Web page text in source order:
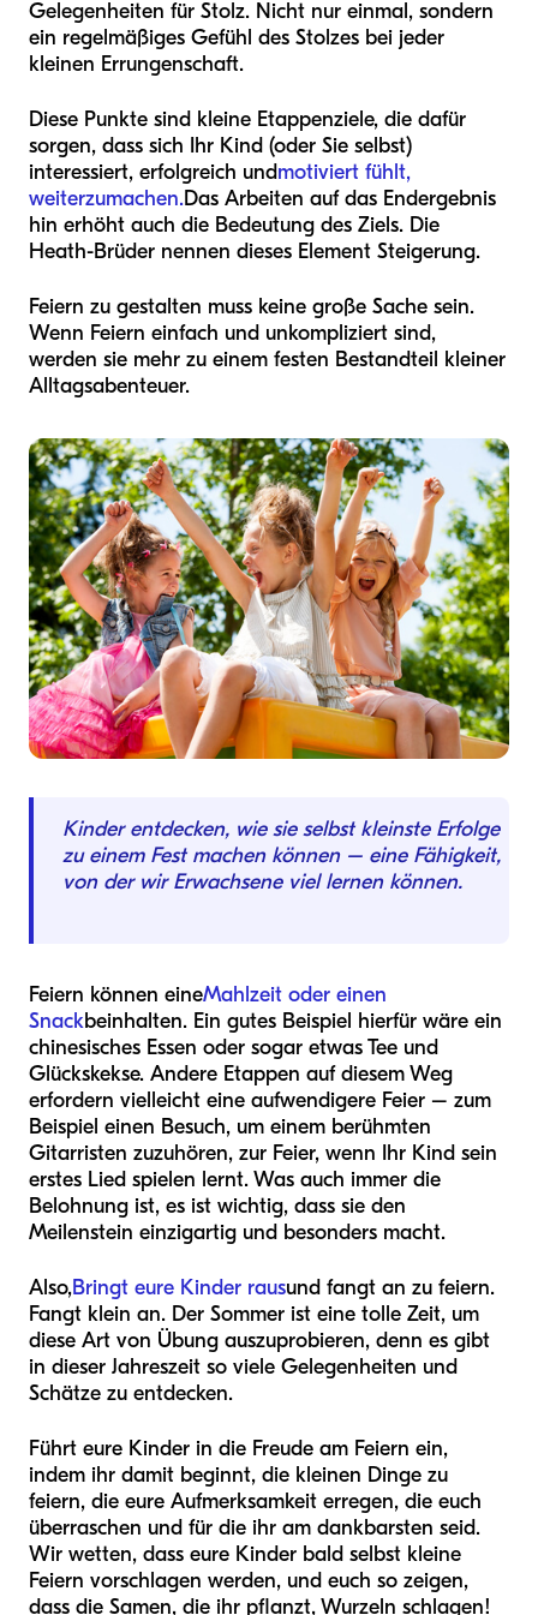
Gelegenheiten für Stolz. Nicht nur einmal, sondern
ein regelmäßiges Gefühl des Stolzes bei jeder
kleinen Errungenschaft.
Diese Punkte sind kleine Etappenziele, die dafür
sorgen, dass sich Ihr Kind (oder Sie selbst)
interessiert, erfolgreich undmotiviert fühlt,
weiterzumachen.Das Arbeiten auf das Endergebnis
hin erhöht auch die Bedeutung des Ziels. Die
Heath-Brüder nennen dieses Element Steigerung.
Feiern zu gestalten muss keine große Sache sein.
Wenn Feiern einfach und unkompliziert sind,
werden sie mehr zu einem festen Bestandteil kleiner
Alltagsabenteuer.
Kinder entdecken, wie sie selbst kleinste Erfolge
zu einem Fest machen können – eine Fähigkeit,
von der wir Erwachsene viel lernen können.
Feiern können eineMahlzeit oder einen
Snackbeinhalten. Ein gutes Beispiel hierfür wäre ein
chinesisches Essen oder sogar etwas Tee und
Glückskekse. Andere Etappen auf diesem Weg
erfordern vielleicht eine aufwendigere Feier – zum
Beispiel einen Besuch, um einem berühmten
Gitarristen zuzuhören, zur Feier, wenn Ihr Kind sein
erstes Lied spielen lernt. Was auch immer die
Belohnung ist, es ist wichtig, dass sie den
Meilenstein einzigartig und besonders macht.
Also,Bringt eure Kinder rausund fangt an zu feiern.
Fangt klein an. Der Sommer ist eine tolle Zeit, um
diese Art von Übung auszuprobieren, denn es gibt
in dieser Jahreszeit so viele Gelegenheiten und
Schätze zu entdecken.
Führt eure Kinder in die Freude am Feiern ein,
indem ihr damit beginnt, die kleinen Dinge zu
feiern, die eure Aufmerksamkeit erregen, die euch
überraschen und für die ihr am dankbarsten seid.
Wir wetten, dass eure Kinder bald selbst kleine
Feiern vorschlagen werden, und euch so zeigen,
dass die Samen, die ihr pflanzt, Wurzeln schlagen!